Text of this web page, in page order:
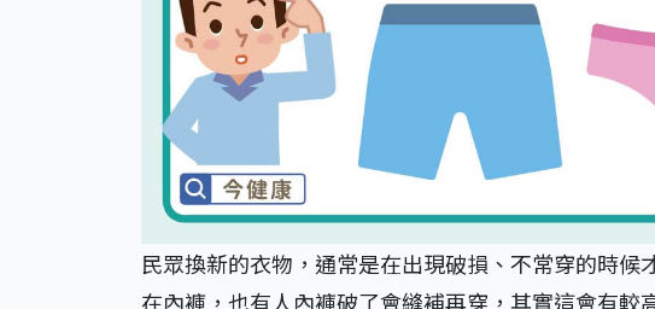
民眾換新的衣物，通常是在出現破損、不常穿的時
在內褲，也有人內褲破了會縫補再穿，其實這會有較